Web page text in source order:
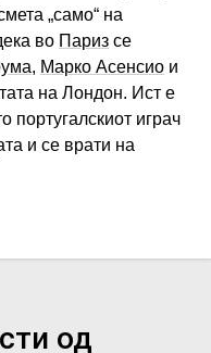
„само“ на
во Париз се
, Марко Асенсио и
на Лондон. Ист е
португалскиот играч
и се врати на
од